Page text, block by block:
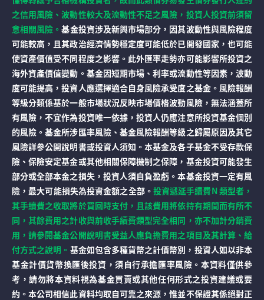
之信用風險、波動性較大及流動性不足之風險，投資人投資前須留
意相關風險。基金投資涉及新興市場部分，因其波動性與風險程度
可能較高，且其政治經濟情勢穩定度可能低於已開發國家，也可能
使資產價值受不同程度之影響。此外匯率走勢亦可能影響所投資之
海外資產價值變動。基金因短期市場、利率或流動性等因素，波動
度可能提高，投資人應選擇適合自身風險承受度之基金。風險報酬
等級分類係基於一般市場狀況反映市場價格波動風險，無法涵蓋所
有風險，不宜作為投資唯一依據，投資人仍應注意所投資基金個別
的風險。基金所涉匯率風險、基金風險報酬等級之歸屬原因及其它
風險詳參公開說明書或投資人須知。本基金及各子基金不受存款保
險、保險安定基金或其他相關保障機制之保障，基金投資可能發生
部分或全部本金之損失，投資人須自負盈虧。本基金投資一定有風
險，最大可能損失為投資金額之全部。 投資遞延手續費N 類型者，
其手續費之收取將於買回時支付，且該費用將依持有期間而有所不
同，其餘費用之計收與前收手續費類型完全相同，亦不加計分銷費
用，請參閱基金公開說明書受益人應負擔費用之項目及其計算、給
付方式之說明。 基金如包含多種貨幣之計價幣別，投資人如以非本
基金計價貨幣換匯後投資，須自行承擔匯率風險。本資料僅供參
考，請勿將本資料視為基金買賣或其他任何形式之投資建議或要
約。本公司相信此資料均取自可靠之來源，惟並不保證其係絕對正